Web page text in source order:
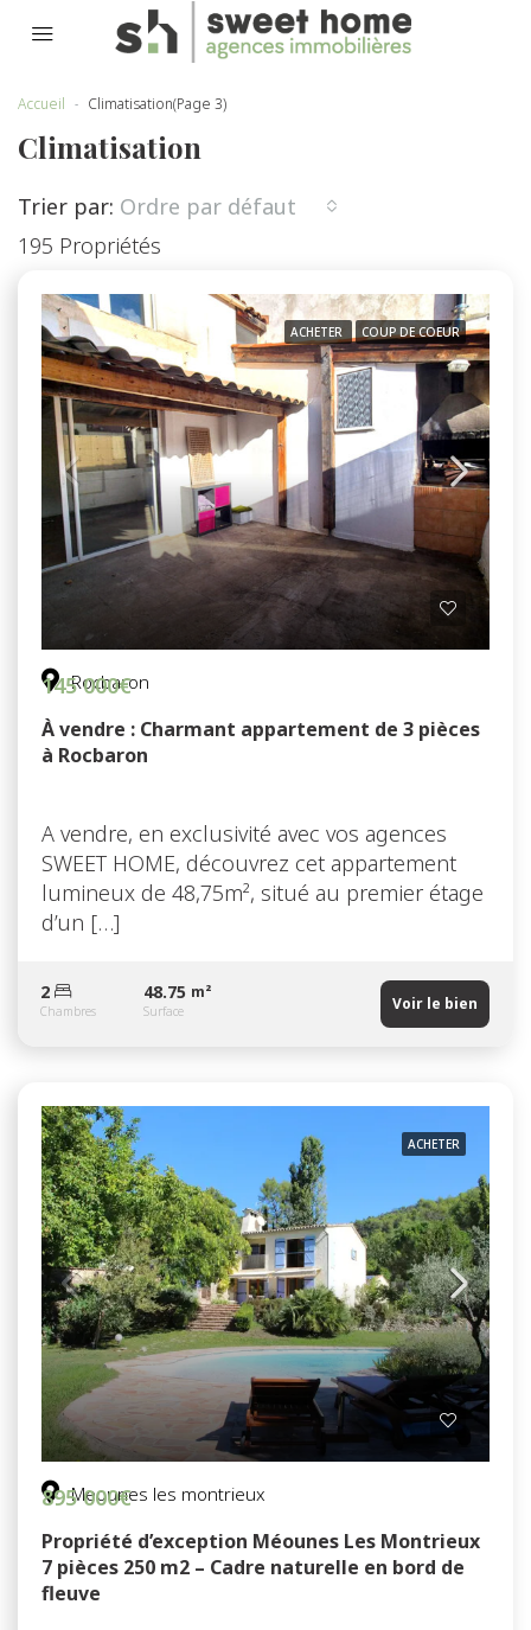
Accueil Climatisation(Page 3)
Climatisation
195 Propriétés
Trier par: Ordre par défaut
ACHETER COUP DE COEUR
Rocbaron
145 000€
À vendre : Charmant appartement de 3 pièces
à Rocbaron
A vendre, en exclusivité avec vos agences
SWEET HOME, découvrez cet appartement
lumineux de 48,75m², situé au premier étage
d’un […]
2
Chambres
48.75 m²
Surface Voir le bien
ACHETER
Meounes les montrieux
895 000€
Propriété d’exception Méounes Les Montrieux
7 pièces 250 m2 – Cadre naturelle en bord de
fleuve